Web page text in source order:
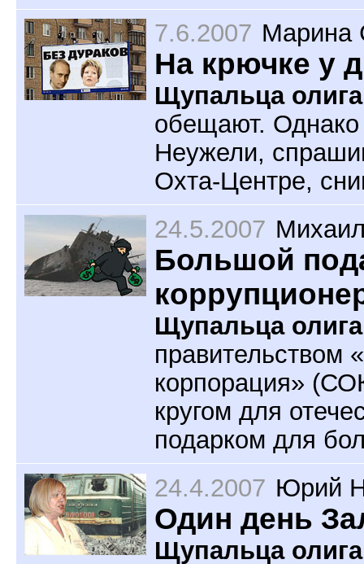
7.6.2007 Марина
На крючке у
Щупальца
обещают. Однако
Неужели,
Охта-Центре,
24.5.2007
Большой
Щупальца
правительством
корпорация»
кругом для
подарком для
24.4.2007 Юрий
Один день
Щупальца